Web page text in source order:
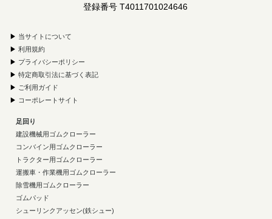
登録番号 T4011701024646
▶ 当サイトについて
▶ 利用規約
▶ プライバシーポリシー
▶ 特定商取引法に基づく表記
▶ ご利用ガイド
▶ コーポレートサイト
足回り
建設機械用ゴムクローラー
コンバイン用ゴムクローラー
トラクター用ゴムクローラー
運搬車・作業機用ゴムクローラー
除雪機用ゴムクローラー
ゴムパッド
シューリンクアッセン(鉄シュー)